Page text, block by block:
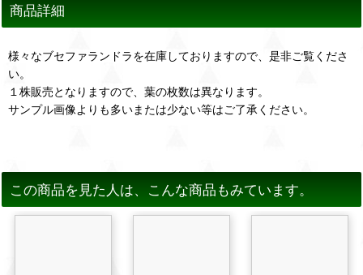
商品詳細
様々なブセファランドラを在庫しておりますので、是非ご覧くださ
い。
１株販売となりますので、葉の枚数は異なります。
サンプル画像よりも多いまたは少ない等はご了承ください。
この商品を見た人は、こんな商品もみています。